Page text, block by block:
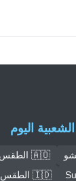
اليوم
🇦🇴 الطقس في لواندا
🇮🇩 الطقس في ميدان